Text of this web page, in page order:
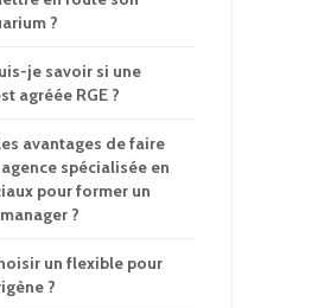
?
je savoir si une
agréée RGE ?
avantages de faire
spécialisée en
pour former un
?
un flexible pour
?